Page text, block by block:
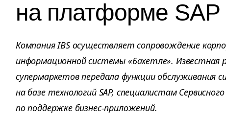
на платформе SAP
Компания IBS осуществляет сопровождение
информационной системы «Бахетле». Известная
супермаркетов передала функции обслуживания
на базе технологий SAP, специалистам
по поддержке бизнес-приложений.